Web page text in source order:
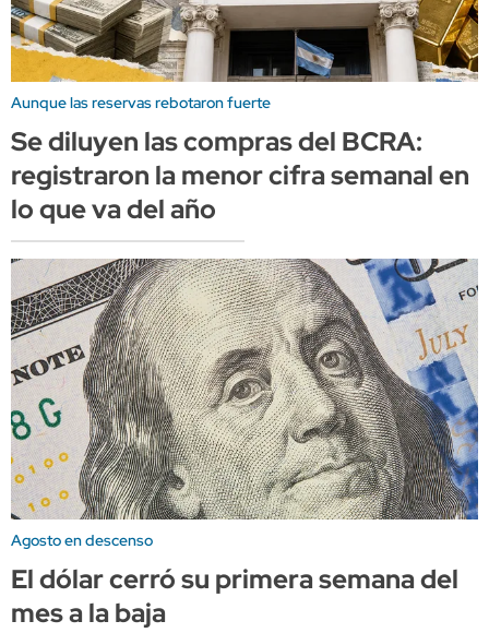
Aunque las reservas rebotaron fuerte
Se diluyen las compras del BCRA:
registraron la menor cifra semanal en
lo que va del año
Agosto en descenso
El dólar cerró su primera semana del
mes a la baja